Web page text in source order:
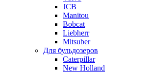
JCB
Manitou
Bobcat
Liebherr
Mitsuber
Для бульдозеров
Caterpillar
New Holland